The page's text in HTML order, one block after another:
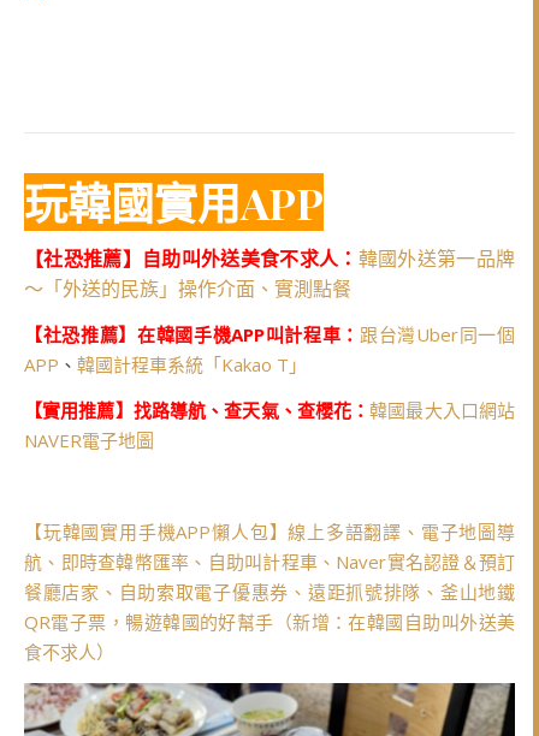
玩韓國實用APP
【社恐推薦】自助叫外送美食不求人： 韓國外送第一品牌
～「外送的民族」操作介面、實測點餐
【社恐推薦】在韓國手機APP叫計程車： 跟台灣Uber同一個
APP 、 韓國計程車系統「Kakao T」
【實用推薦】找路導航、查天氣、查櫻花：韓國最大入口網站
NAVER電子地圖
【玩韓國實用手機APP懶人包】線上多語翻譯、電子地圖導
航、即時查韓幣匯率、自助叫計程車、Naver實名認證＆預訂
餐廳店家、自助索取電子優惠券、遠距抓號排隊、釜山地鐵
QR電子票，暢遊韓國的好幫手（新增：在韓國自助叫外送美
食不求人）